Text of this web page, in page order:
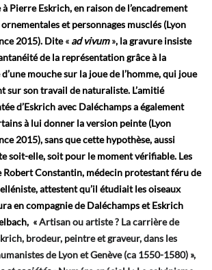
Pierre Eskrich, en raison de l’encadrement
et personnages musclés (Lyon
2015). Dite« ad vivum», la gravure insiste
de la représentation grâce à la
mouche sur la joue de l’homme, qui joue
sur son travail de naturaliste. L’amitié
d’Eskrich avec Daléchamps a également
à lui donner la version peinte (Lyon
2015), sans que cette hypothèse, aussi
soit-elle, soit pour le moment vérifiable. Les
Robert Constantin, médecin protestant féru de
attestent qu’il étudiait les oiseaux
en compagnie de Daléchamps et Eskrich
« Artisan ou artiste ? La carrière de
brodeur, peintre et graveur, dans les
de Lyon et Genève (ca 1550-1580) »,